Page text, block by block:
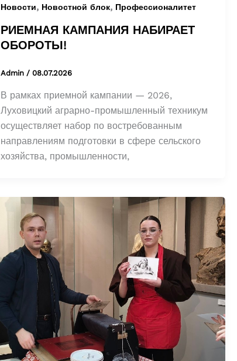
Новости, Новостной блок, Профессионалитет
РИЕМНАЯ КАМПАНИЯ НАБИРАЕТ
ОБОРОТЫ!
Admin / 08.07.2026
В рамках приемной кампании — 2026,
Луховицкий аграрно-промышленный техникум
осуществляет набор по востребованным
направлениям подготовки в сфере сельского
хозяйства, промышленности,